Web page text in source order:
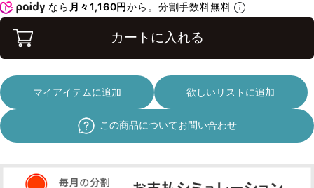
なら 月々1,160円から。分割手数料無料
カートに入れる
マイアイテムに追加 欲しいリストに追加
この商品についてお問い合わせ